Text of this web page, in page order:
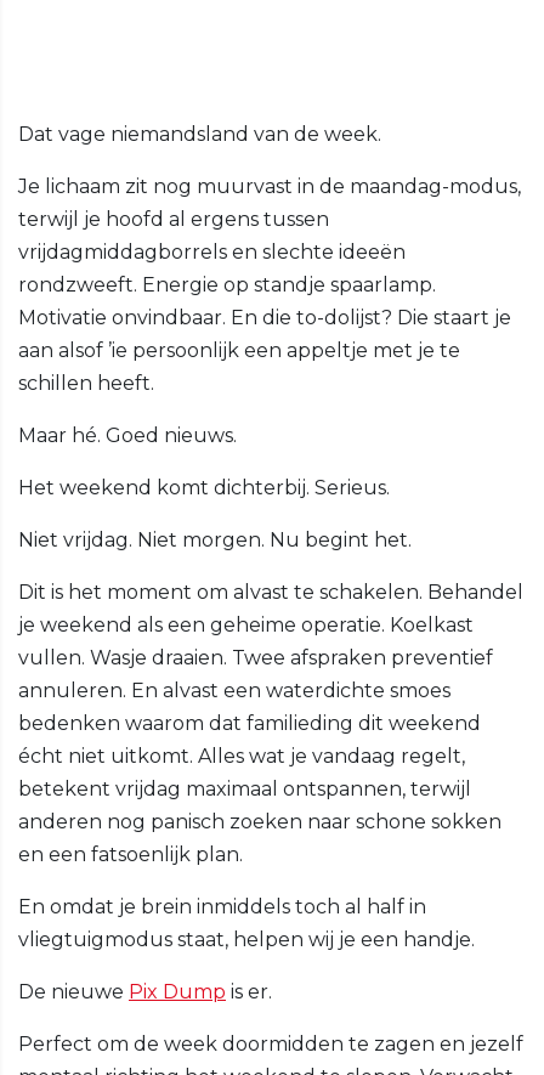
Dat vage niemandsland van de week.
Je lichaam zit nog muurvast in de maandag-modus,
terwijl je hoofd al ergens tussen
vrijdagmiddagborrels en slechte ideeën
rondzweeft. Energie op standje spaarlamp.
Motivatie onvindbaar. En die to-dolijst? Die staart je
aan alsof ’ie persoonlijk een appeltje met je te
schillen heeft.
Maar hé. Goed nieuws.
Het weekend komt dichterbij. Serieus.
Niet vrijdag. Niet morgen. Nu begint het.
Dit is het moment om alvast te schakelen. Behandel
je weekend als een geheime operatie. Koelkast
vullen. Wasje draaien. Twee afspraken preventief
annuleren. En alvast een waterdichte smoes
bedenken waarom dat familieding dit weekend
écht niet uitkomt. Alles wat je vandaag regelt,
betekent vrijdag maximaal ontspannen, terwijl
anderen nog panisch zoeken naar schone sokken
en een fatsoenlijk plan.
En omdat je brein inmiddels toch al half in
vliegtuigmodus staat, helpen wij je een handje.
De nieuwe Pix Dump is er.
Perfect om de week doormidden te zagen en jezelf